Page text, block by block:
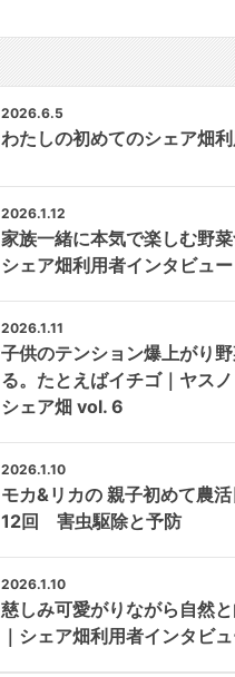
2026.6.5
わたしの初めてのシェア畑
2026.1.12
家族一緒に本気で楽しむ野菜
シェア畑利用者インタビュー
2026.1.11
子供のテンション爆上がり
る。たとえばイチゴ｜ヤス
シェア畑 vol. 6
2026.1.10
モカ&リカの 親子初めて農
12回 害虫駆除と予防
2026.1.10
慈しみ可愛がりながら自然
｜シェア畑利用者インタビ